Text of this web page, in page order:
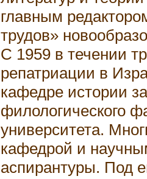
главным
трудов»
С 1959 в течении
репатриации в
кафедре истории
филологического
университета.
кафедрой и
аспирантуры. Под